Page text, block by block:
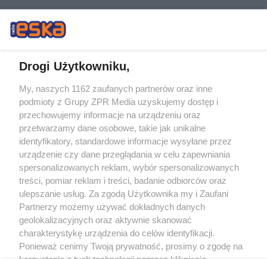
Żaden utwór zamieszczony w serwisie nie może być powielany i
rozpowszechniany lub dalej rozpowszechniany w jakikolwiek sposób (w
tym także elektroniczny lub mechaniczny) na jakimkolwiek polu
eksploatacji w jakiejkolwiek formie, włącznie z umieszczaniem w Internecie
bez pisemnej zgody właściciela praw. Jakiekolwiek użycie lub
wykorzystanie utworów w całości lub w części z naruszeniem prawa, tzn.
bez właściwej zgody, jest zabronione pod groźbą kary i może być ścigane
prawnie.
O nas
Drogi Użytkowniku,
My, naszych 1162 zaufanych partnerów oraz inne
podmioty z Grupy ZPR Media uzyskujemy dostęp i
przechowujemy informacje na urządzeniu oraz
przetwarzamy dane osobowe, takie jak unikalne
identyfikatory, standardowe informacje wysyłane przez
urządzenie czy dane przeglądania w celu zapewniania
spersonalizowanych reklam, wybór spersonalizowanych
treści, pomiar reklam i treści, badanie odbiorców oraz
ulepszanie usług. Za zgodą Użytkownika my i Zaufani
Partnerzy możemy używać dokładnych danych
geolokalizacyjnych oraz aktywnie skanować
charakterystykę urządzenia do celów identyfikacji.
Ponieważ cenimy Twoją prywatność, prosimy o zgodę na